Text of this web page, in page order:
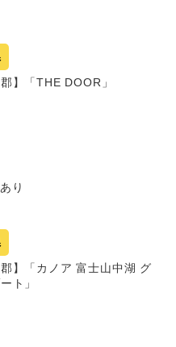
】「THE DOOR」
り
郡】「カノア 富士山中湖 グ
ト」